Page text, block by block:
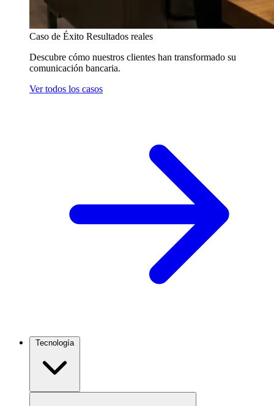
Caso de Éxito Resultados reales
Descubre cómo nuestros clientes han transformado su
comunicación bancaria.
Ver todos los casos
Tecnología